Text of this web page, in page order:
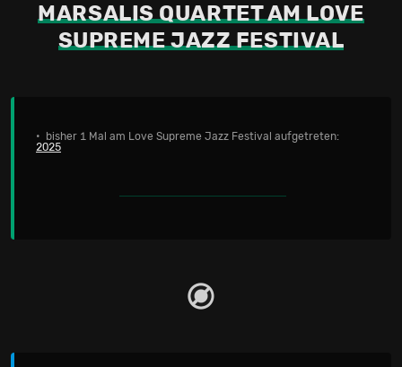
MARSALIS QUARTET AM LOVE
SUPREME JAZZ FESTIVAL
• bisher 1 Mal am Love Supreme Jazz Festival aufgetreten:
2025